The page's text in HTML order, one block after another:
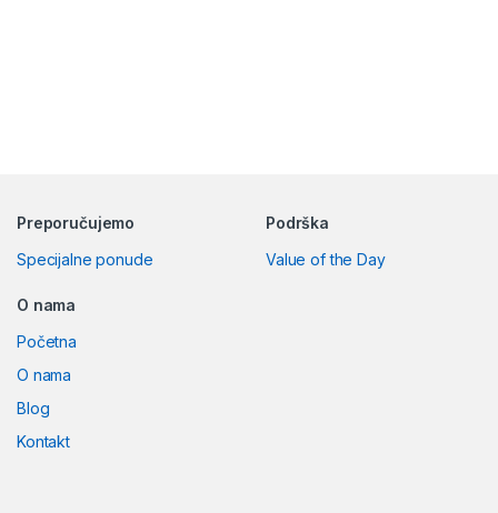
Preporučujemo
Specijalne ponude
Podrška
Value of the Day
O nama
Početna
O nama
Blog
Kontakt